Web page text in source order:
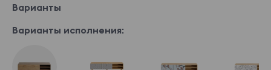
Варианты
Варианты исполнения: